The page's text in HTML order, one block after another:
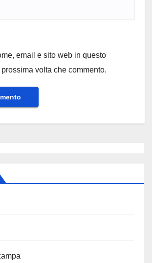
email e sito web in questo
volta che commento.